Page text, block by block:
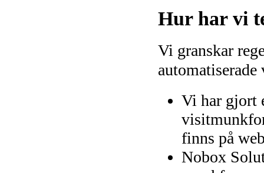
Hur har vi
Vi granskar
Vi har gjort
finns på
Nobox